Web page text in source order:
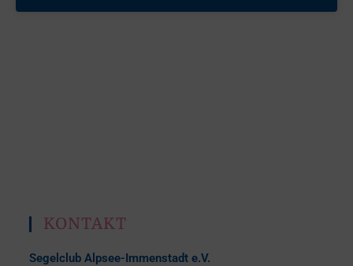
KONTAKT
Segelclub Alpsee-Immenstadt e.V.